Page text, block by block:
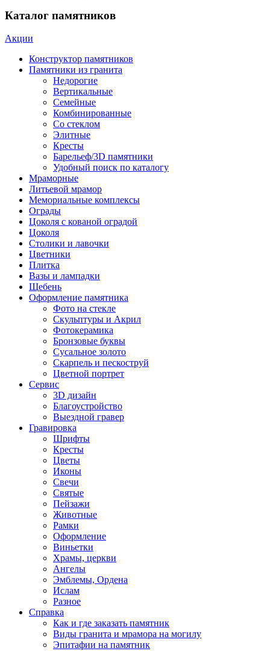
Каталог памятников
Акции
Конструктор памятников
Памятники из гранита
Недорогие
Вертикальные
Семейные
Комбинированные
Со стеклом
Элитные
Кресты
Барельеф/3D памятники
Удобный поиск по каталогу
Мраморные
Литьевой мрамор
Мемориальные комплексы
Ограды
Цоколя с кованой оградой
Цоколя
Столики и лавочки
Цветники
Плитка
Вазы и лампадки
Щебень
Оформление памятника
Фото на стекле
Скульптуры и Акрил
Фотокерамика
Бронзовые буквы
Сусальное золото
Скарпель и пескоструй
Цветной портрет
Сервис
3D дизайн
Благоустройство
Выездной гравер
Гравировка
Шрифты
Кресты
Цветы
Иконы
Свечи
Святые
Пейзажи
Животные
Рамки
Оформление
Виньетки
Храмы, церкви
Ангелы
Эмблемы, Ордена
Ислам
Разное
Справка
Как и где заказать памятник
Виды гранита и мрамора на могилу
Эпитафии на памятник